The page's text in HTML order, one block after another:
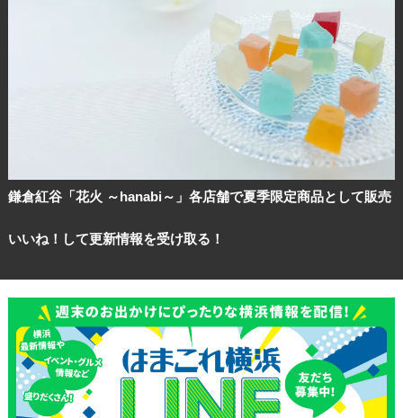
鎌倉紅谷「花火 ～hanabi～」各店舗で夏季限定商品として販売
いいね！して更新情報を受け取る！